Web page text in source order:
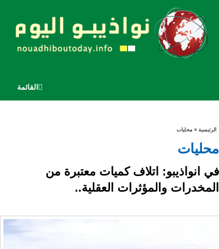
القائمة
أنت هنا
الرئيسية » محليات
محليات
في انواذيبو: اتلاف كميات معتبرة من
المخدرات والمؤثرات العقلية..